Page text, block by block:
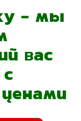
- мы
вас